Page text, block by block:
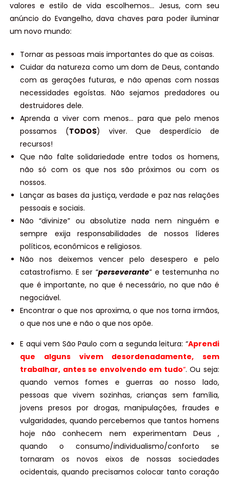
valores e estilo de vida escolhemos… Jesus, com seu
anúncio do Evangelho, dava chaves para poder iluminar
um novo mundo:
Tornar as pessoas mais importantes do que as coisas.
Cuidar da natureza como um dom de Deus, contando
com as gerações futuras, e não apenas com nossas
necessidades egoístas. Não sejamos predadores ou
destruidores dele.
Aprenda a viver com menos… para que pelo menos
possamos (TODOS) viver. Que desperdício de
recursos!
Que não falte solidariedade entre todos os homens,
não só com os que nos são próximos ou com os
nossos.
Lançar as bases da justiça, verdade e paz nas relações
pessoais e sociais.
Não “divinize” ou absolutize nada nem ninguém e
sempre exija responsabilidades de nossos líderes
políticos, econômicos e religiosos.
Não nos deixemos vencer pelo desespero e pelo
catastrofismo. E ser “perseverante” e testemunha no
que é importante, no que é necessário, no que não é
negociável.
Encontrar o que nos aproxima, o que nos torna irmãos,
o que nos une e não o que nos opõe.
E aqui vem São Paulo com a segunda leitura: “Aprendi
que alguns vivem desordenadamente, sem
trabalhar, antes se envolvendo em tudo“. Ou seja:
quando vemos fomes e guerras ao nosso lado,
pessoas que vivem sozinhas, crianças sem família,
jovens presos por drogas, manipulações, fraudes e
vulgaridades, quando percebemos que tantos homens
hoje não conhecem nem experimentam Deus ,
quando o consumo/individualismo/conforto se
tornaram os novos eixos de nossas sociedades
ocidentais, quando precisamos colocar tanto coração